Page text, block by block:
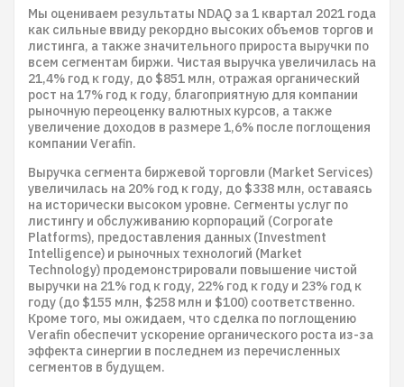
Мы оцениваем результаты NDAQ за 1 квартал 2021 года
как сильные ввиду рекордно высоких объемов торгов и
листинга, а также значительного прироста выручки по
всем сегментам биржи. Чистая выручка увеличилась на
21,4% год к году, до $851 млн, отражая органический
рост на 17% год к году, благоприятную для компании
рыночную переоценку валютных курсов, а также
увеличение доходов в размере 1,6% после поглощения
компании Verafin.
Выручка сегмента биржевой торговли (Market Services)
увеличилась на 20% год к году, до $338 млн, оставаясь
на исторически высоком уровне. Сегменты услуг по
листингу и обслуживанию корпораций (Corporate
Platforms), предоставления данных (Investment
Intelligence) и рыночных технологий (Market
Technology) продемонстрировали повышение чистой
выручки на 21% год к году, 22% год к году и 23% год к
году (до $155 млн, $258 млн и $100) соответственно.
Кроме того, мы ожидаем, что сделка по поглощению
Verafin обеспечит ускорение органического роста из-за
эффекта синергии в последнем из перечисленных
сегментов в будущем.